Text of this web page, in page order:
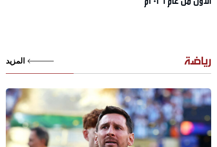
رياضة المزيد